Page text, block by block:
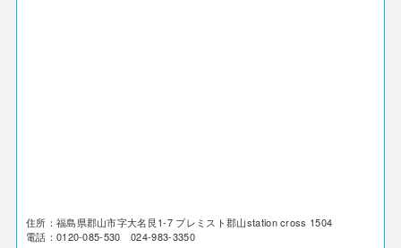
住所：福島県郡山市字大名艮1-7 プレミスト郡山station cross 1504
電話：0120-085-530 024-983-3350